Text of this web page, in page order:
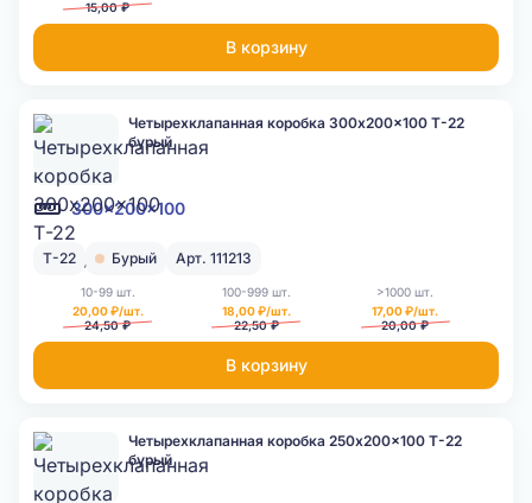
15,00 ₽
В корзину
300x200x100
Четырехклапанная коробка 300x200x100 Т-22
бурый
Т-22 Бурый Арт. 111213
10-99 шт.
20,00 ₽/шт.
24,50 ₽
100-999 шт.
18,00 ₽/шт.
22,50 ₽
>1000 шт.
17,00 ₽/шт.
20,00 ₽
В корзину
Четырехклапанная коробка 250x200x100 Т-22
бурый